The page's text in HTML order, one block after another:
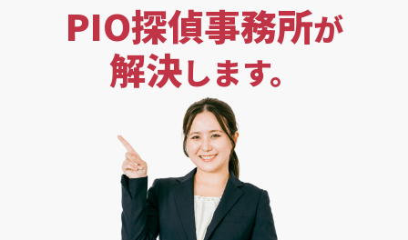
PIO探偵事務所が
解決します。